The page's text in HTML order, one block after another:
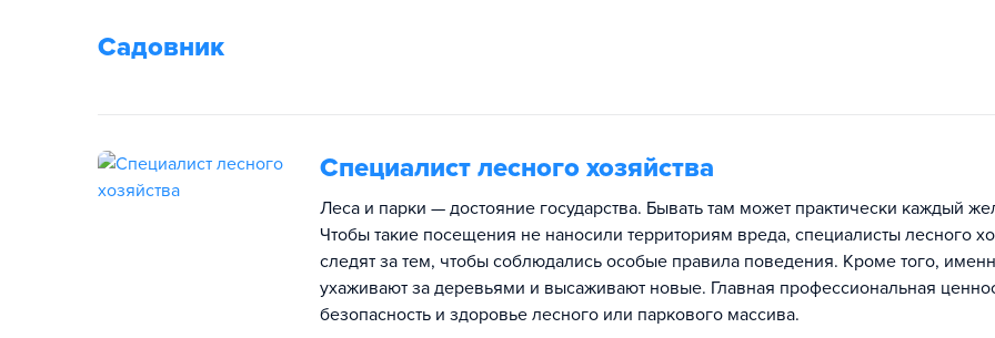
Садовник
Специалист лесного хозяйства
Леса и парки — достояние государства. Бывать там может практически каждый
Чтобы такие посещения не наносили территориям вреда, специалисты лесного
следят за тем, чтобы соблюдались особые правила поведения. Кроме того,
ухаживают за деревьями и высаживают новые. Главная профессиональная
безопасность и здоровье лесного или паркового массива.